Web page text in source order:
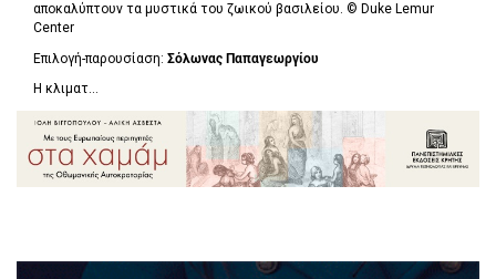
αποκαλύπτουν τα μυστικά του ζωικού βασιλείου. © Duke Lemur
Center
Επιλογή-παρουσίαση: Σόλωνας Παπαγεωργίου
Η κλιματ...